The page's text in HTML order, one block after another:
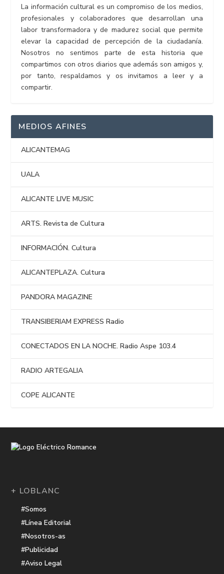
La información cultural es un compromiso de los medios,
profesionales y colaboradores que desarrollan una
labor transformadora y de madurez social que permite
elevar la capacidad de percepción de la ciudadanía.
Nosotros no sentimos parte de esta historia que
compartimos con otros diarios que además son amigos y,
por tanto, respaldamos y os invitamos a leer y a
compartir.
MEDIOS AFINES
ALICANTEMAG
UALA
ALICANTE LIVE MUSIC
ARTS. Revista de Cultura
INFORMACIÓN. Cultura
ALICANTEPLAZA. Cultura
PANDORA MAGAZINE
TRANSIBERIAM EXPRESS Radio
CONECTADOS EN LA NOCHE. Radio Aspe 103.4
RADIO ARTEGALIA
COPE ALICANTE
+ LOBLANC
#Somos
#Línea Editorial
#Nosotros-as
#Publicidad
#Aviso Legal